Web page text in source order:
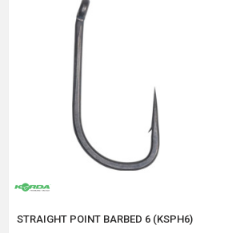
Anti-spam zaštita - izračunajte koliko je 2 + 3 :
POŠALJI
STRAIGHT POINT BARBED 6 (KSPH6)